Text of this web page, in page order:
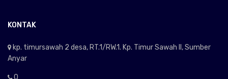
KONTAK
kp. timursawah 2 desa, RT.1/RW.1. Kp. Timur Sawah II, Sumber
Anyar